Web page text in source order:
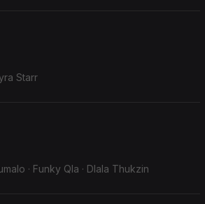
Starr
· Funky Qla · Dlala Thukzin